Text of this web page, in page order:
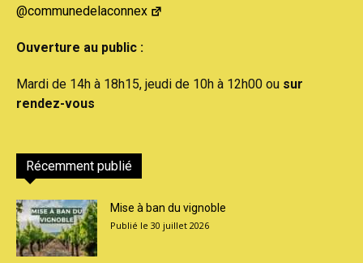
@communedelaconnex
Ouverture au public :
Mardi de 14h à 18h15, jeudi de 10h à 12h00 ou sur
rendez-vous
Récemment publié
Mise à ban du vignoble
30 juillet 2026